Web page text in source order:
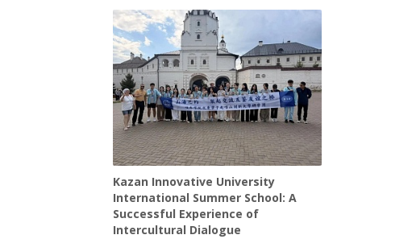
Kazan Innovative University
International Summer School: A
Successful Experience of
Intercultural Dialogue